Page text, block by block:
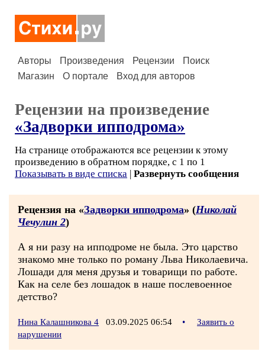
Авторы Произведения Рецензии
Поиск
Магазин
О портале Вход для авторов
Рецензии на произведение
«Задворки ипподрома»
На странице отображаются все рецензии к этому
произведению в обратном порядке, с 1 по 1
Показывать в виде списка | Развернуть сообщения
Рецензия на «Задворки ипподрома» (Николай
Чечулин 2)
А я ни разу на ипподроме не была. Это царство
знакомо мне только по роману Льва Николаевича.
Лошади для меня друзья и товарищи по работе.
Как на селе без лошадок в наше послевоенное
детство?
Нина Калашникова 4 03.09.2025 06:54 •
Заявить о
нарушении